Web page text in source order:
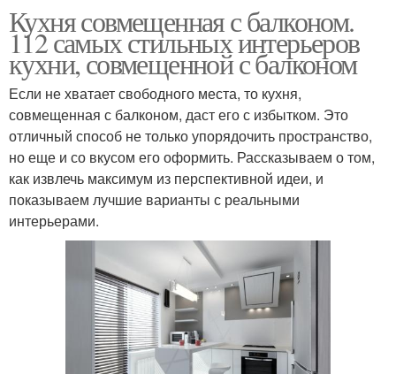
Кухня совмещенная с балконом.
112 самых стильных интерьеров
кухни, совмещенной с балконом
Если не хватает свободного места, то кухня,
совмещенная с балконом, даст его с избытком. Это
отличный способ не только упорядочить пространство,
но еще и со вкусом его оформить. Рассказываем о том,
как извлечь максимум из перспективной идеи, и
показываем лучшие варианты с реальными
интерьерами.